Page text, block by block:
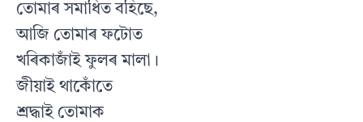
তোমাৰ সমাধিত বহিছে,
আজি তোমাৰ ফটোত
খৰিকাজাঁই ফুলৰ মালা।
জীয়াই থাকোঁতে
শ্রদ্ধাই তোমাক